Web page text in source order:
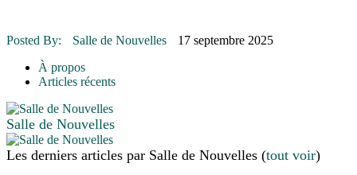
16 juillet 2026 | ENVIRONNEMENT
16 juillet 2026
Posted By: Salle de Nouvelles
17 septembre 2025
À propos
Articles récents
Salle de Nouvelles
Les derniers articles par Salle de Nouvelles (tout voir)